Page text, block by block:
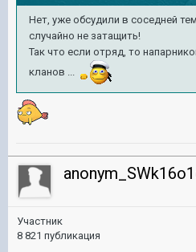
Нет, уже обсудили в соседней
случайно не затащить!
Так что если отряд, то
кланов ...
Участник
8 821 публикация